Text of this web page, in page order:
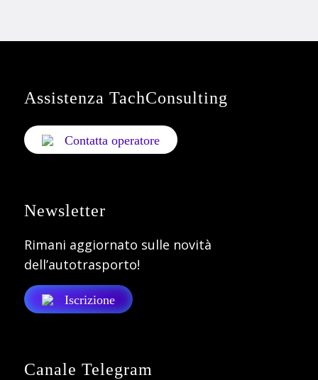
Assistenza TachConsulting
Contatta operatore
Newsletter
Rimani aggiornato sulle novità
dell’autotrasporto!
Iscrizione
Canale Telegram